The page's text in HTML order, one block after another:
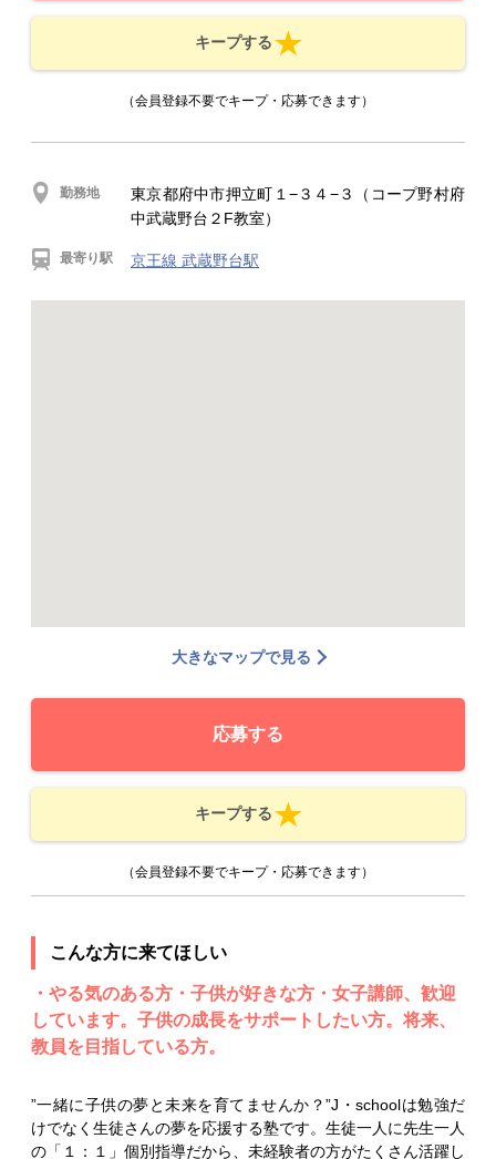
キープする
（会員登録不要でキープ・応募できます）
勤務地
東京都府中市押立町１−３４−３（コープ野村府
中武蔵野台２F教室）
最寄り駅 京王線 武蔵野台駅
大きなマップで見る
応募する
キープする
（会員登録不要でキープ・応募できます）
こんな方に来てほしい
・やる気のある方・子供が好きな方・女子講師、歓迎
しています。子供の成長をサポートしたい方。将来、
教員を目指している方。
”一緒に子供の夢と未来を育てませんか？”J・schoolは勉強だ
けでなく生徒さんの夢を応援する塾です。生徒一人に先生一人
の「１：１」個別指導だから、未経験者の方がたくさん活躍し